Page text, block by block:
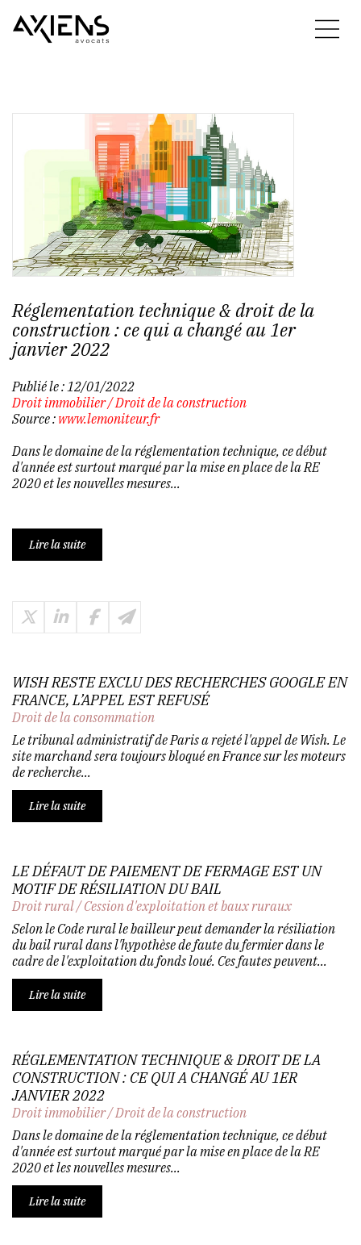
Réglementation technique & droit de la
construction : ce qui a changé au 1er
janvier 2022
Publié le : 12/01/2022
Droit immobilier/Droit de la construction
Source : www.lemoniteur.fr
Dans le domaine de la réglementation technique, ce début
d'année est surtout marqué par la mise en place de la RE
2020 et les nouvelles mesures...
Lire la suite
WISH RESTE EXCLU DES RECHERCHES GOOGLE EN
FRANCE, L’APPEL EST REFUSÉ
Droit de la consommation
Le tribunal administratif de Paris a rejeté l'appel de Wish. Le
site marchand sera toujours bloqué en France sur les moteurs
de recherche...
Lire la suite
LE DÉFAUT DE PAIEMENT DE FERMAGE EST UN
MOTIF DE RÉSILIATION DU BAIL
Droit rural/Cession d'exploitation et baux ruraux
Selon le Code rural le bailleur peut demander la résiliation
du bail rural dans l'hypothèse de faute du fermier dans le
cadre de l'exploitation du fonds loué. Ces fautes peuvent...
Lire la suite
RÉGLEMENTATION TECHNIQUE & DROIT DE LA
CONSTRUCTION : CE QUI A CHANGÉ AU 1ER
JANVIER 2022
Droit immobilier/Droit de la construction
Dans le domaine de la réglementation technique, ce début
d'année est surtout marqué par la mise en place de la RE
2020 et les nouvelles mesures...
Lire la suite